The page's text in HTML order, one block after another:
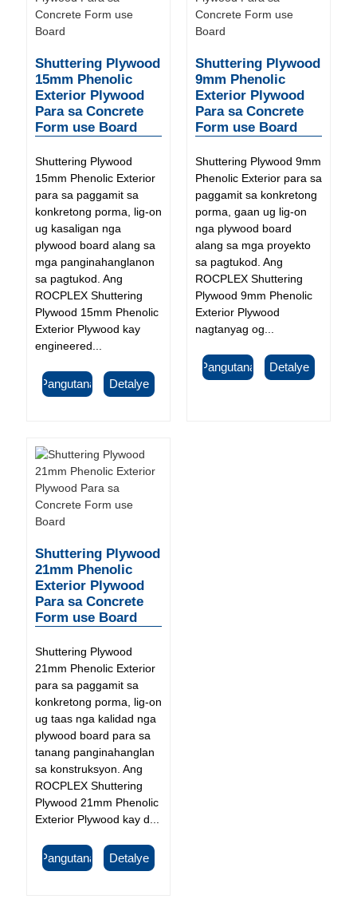
Shuttering Plywood
15mm Phenolic
Exterior Plywood
Para sa Concrete
Form use Board
Shuttering Plywood
15mm Phenolic Exterior
para sa paggamit sa
konkretong porma, lig-on
ug kasaligan nga
plywood board alang sa
mga panginahanglanon
sa pagtukod. Ang
ROCPLEX Shuttering
Plywood 15mm Phenolic
Exterior Plywood kay
engineered...
Pangutana Detalye
Shuttering Plywood
9mm Phenolic
Exterior Plywood
Para sa Concrete
Form use Board
Shuttering Plywood 9mm
Phenolic Exterior para sa
paggamit sa konkretong
porma, gaan ug lig-on
nga plywood board
alang sa mga proyekto
sa pagtukod. Ang
ROCPLEX Shuttering
Plywood 9mm Phenolic
Exterior Plywood
nagtanyag og...
Pangutana Detalye
Shuttering Plywood
21mm Phenolic
Exterior Plywood
Para sa Concrete
Form use Board
Shuttering Plywood
21mm Phenolic Exterior
para sa paggamit sa
konkretong porma, lig-on
ug taas nga kalidad nga
plywood board para sa
tanang panginahanglan
sa konstruksyon. Ang
ROCPLEX Shuttering
Plywood 21mm Phenolic
Exterior Plywood kay d...
Pangutana Detalye